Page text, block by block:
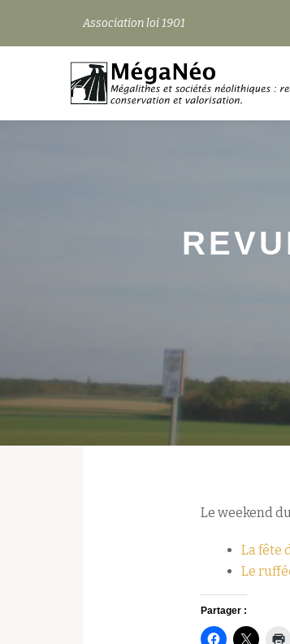
Aller
Association loi 1901
Le weekend
La fête
Le
Partager :